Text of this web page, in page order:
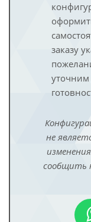
заказу
не
сообщить